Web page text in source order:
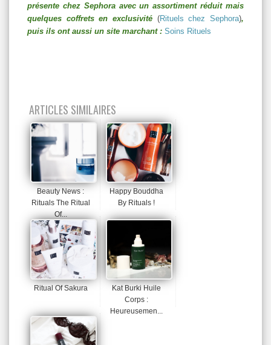
présente chez Sephora avec un assortiment réduit mais
quelques coffrets en exclusivité (Rituels chez Sephora),
puis ils ont aussi un site marchant : Soins Rituels
ARTICLES SIMILAIRES
Beauty News :
Rituals The Ritual
Of...
Happy Bouddha
By Rituals !
Ritual Of Sakura
Kat Burki Huile
Corps :
Heureusemen...